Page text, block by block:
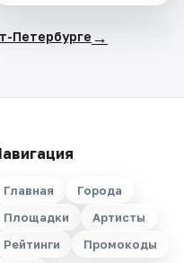
Петербурге →
Главная
Города
Площадки
Артисты
Рейтинги
Промокоды